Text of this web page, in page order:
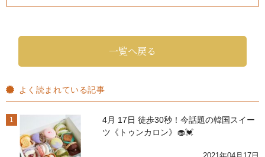
一覧へ戻る
よく読まれている記事
1
4月 17日 徒歩30秒！今話題の韓国スイー
ツ《トゥンカロン》🧁💓